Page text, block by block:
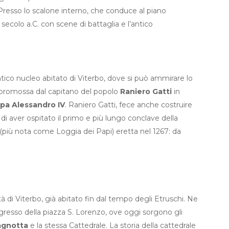
lo scalone interno, che conduce al piano
a.C. con scene di battaglia e l’antico
nucleo abitato di Viterbo, dove si può ammirare lo
dal capitano del popolo Raniero Gatti in
Alessandro IV. Raniero Gatti, fece anche costruire
aver ospitato il primo e più lungo conclave della
nota come Loggia dei Papi) eretta nel 1267: da
di Viterbo, già abitato fin dal tempo degli Etruschi. Ne
della piazza S. Lorenzo, ove oggi sorgono gli
e la stessa Cattedrale. La storia della cattedrale